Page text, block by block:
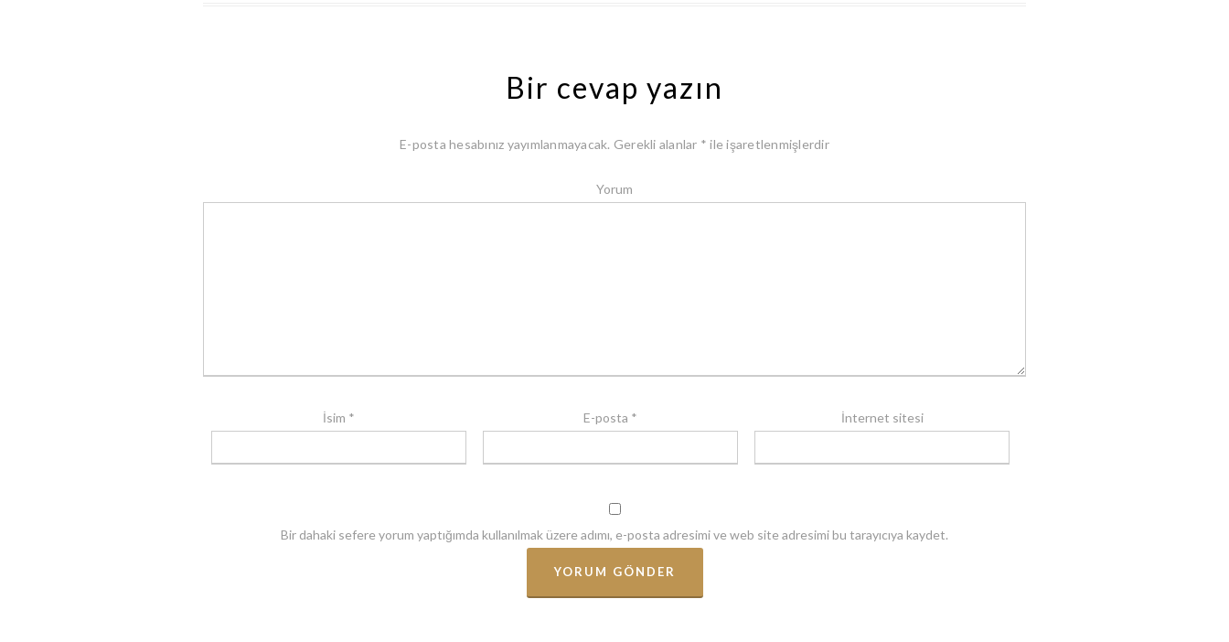
Bir cevap yazın
E-posta hesabınız yayımlanmayacak. Gerekli alanlar * ile işaretlenmişlerdir
Yorum
İsim * E-posta * İnternet sitesi
Bir dahaki sefere yorum yaptığımda kullanılmak üzere adımı, e-posta adresimi ve web site adresimi bu tarayıcıya kaydet.